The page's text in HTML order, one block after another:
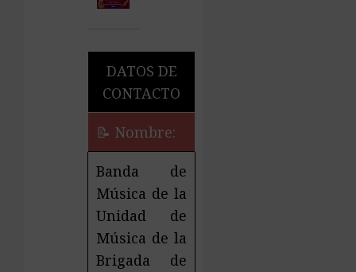
DATOS DE
CONTACTO
📝 Nombre:
Banda de
Música de la
Unidad de
Música de la
Brigada de